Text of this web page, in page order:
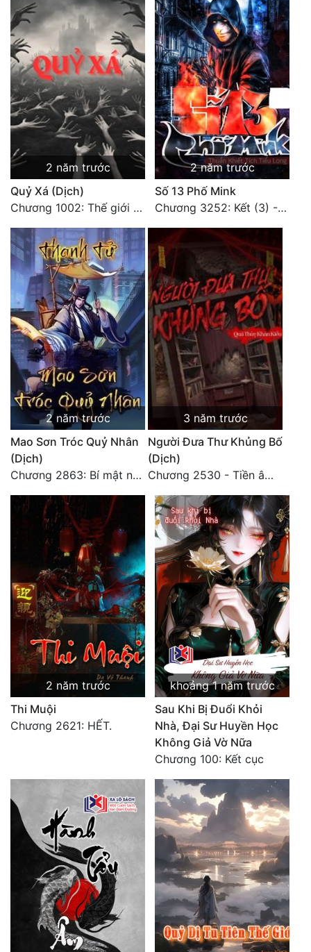
2 năm trước
Quỷ Xá (Dịch)
Chương 1002: Thế giới mới (Kết thúc)
2 năm trước
Số 13 Phố Mink
Chương 3252: Kết (3) - HẾT.
2 năm trước
Mao Sơn Tróc Quỷ Nhân
(Dịch)
Chương 2863: Bí mật nhất 2
3 năm trước
Người Đưa Thư Khủng Bố
(Dịch)
Chương 2530 - Tiền âm phủ (2)
2 năm trước
Thi Muội
Chương 2621: HẾT.
khoảng 1 năm trước
Sau Khi Bị Đuổi Khỏi
Nhà, Đại Sư Huyền Học
Không Giả Vờ Nữa
Chương 100: Kết cục